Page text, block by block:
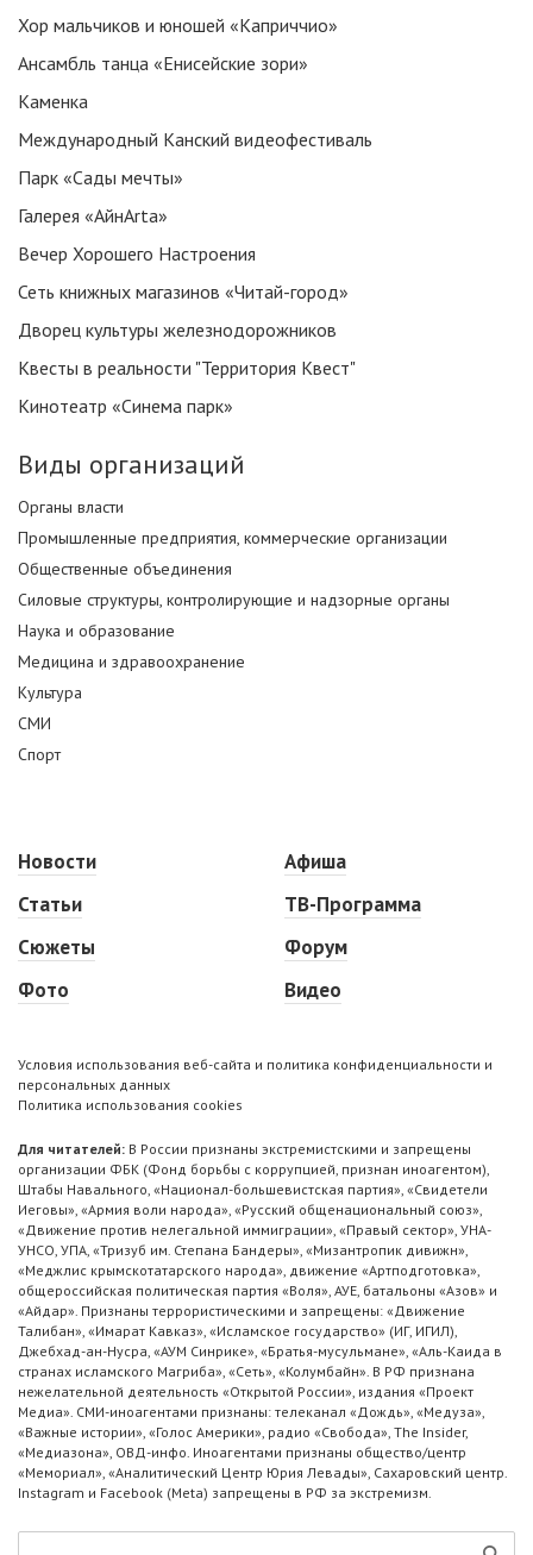
Хор мальчиков и юношей «Каприччио»
Ансамбль танца «Енисейские зори»
Каменка
Международный Канский видеофестиваль
Парк «Сады мечты»
Галерея «АйнArta»
Вечер Хорошего Настроения
Сеть книжных магазинов «Читай-город»
Дворец культуры железнодорожников
Квесты в реальности "Территория Квест"
Кинотеатр «Синема парк»
Виды организаций
Органы власти
Промышленные предприятия, коммерческие организации
Общественные объединения
Силовые структуры, контролирующие и надзорные органы
Наука и образование
Медицина и здравоохранение
Культура
СМИ
Спорт
Новости
Статьи
Сюжеты
Фото
Афиша
ТВ-Программа
Форум
Видео
Условия использования веб-сайта и политика конфиденциальности и
персональных данных
Политика использования cookies
Для читателей: В России признаны экстремистскими и запрещены
организации ФБК (Фонд борьбы с коррупцией, признан иноагентом),
Штабы Навального, «Национал-большевистская партия», «Свидетели
Иеговы», «Армия воли народа», «Русский общенациональный союз»,
«Движение против нелегальной иммиграции», «Правый сектор», УНА-
УНСО, УПА, «Тризуб им. Степана Бандеры», «Мизантропик дивижн»,
«Меджлис крымскотатарского народа», движение «Артподготовка»,
общероссийская политическая партия «Воля», АУЕ, батальоны «Азов» и
«Айдар». Признаны террористическими и запрещены: «Движение
Талибан», «Имарат Кавказ», «Исламское государство» (ИГ, ИГИЛ),
Джебхад-ан-Нусра, «АУМ Синрике», «Братья-мусульмане», «Аль-Каида в
странах исламского Магриба», «Сеть», «Колумбайн». В РФ признана
нежелательной деятельность «Открытой России», издания «Проект
Медиа». СМИ-иноагентами признаны: телеканал «Дождь», «Медуза»,
«Важные истории», «Голос Америки», радио «Свобода», The Insider,
«Медиазона», ОВД-инфо. Иноагентами признаны общество/центр
«Мемориал», «Аналитический Центр Юрия Левады», Сахаровский центр.
Instagram и Facebook (Metа) запрещены в РФ за экстремизм.